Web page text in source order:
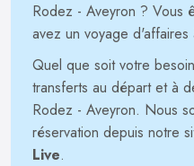
Rodez - Aveyron ? Vous
avez un voyage
Quel que soit votre
transferts au départ et à
Rodez - Aveyron. Nous
réservation depuis notre
Live.